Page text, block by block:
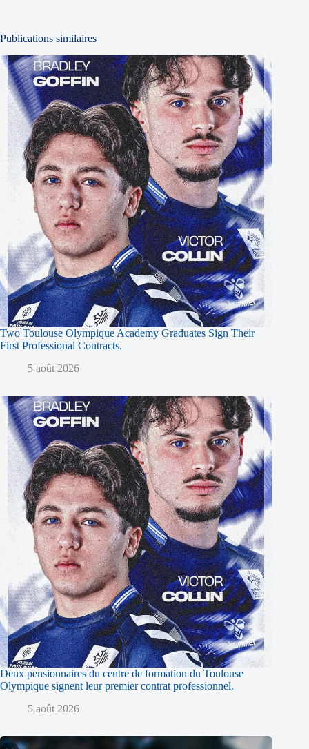
Publications similaires
Two Toulouse Olympique Academy Graduates Sign Their
First Professional Contracts.
5 août 2026
Deux pensionnaires du centre de formation du Toulouse
Olympique signent leur premier contrat professionnel.
5 août 2026